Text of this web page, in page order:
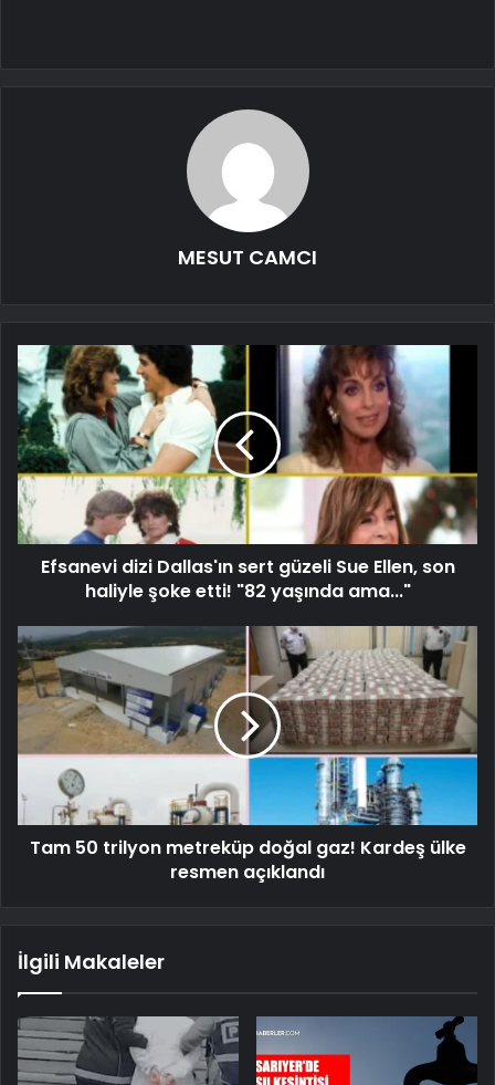
MESUT CAMCI
Efsanevi dizi Dallas'ın sert güzeli Sue Ellen, son
haliyle şoke etti! "82 yaşında ama..."
Tam 50 trilyon metreküp doğal gaz! Kardeş ülke
resmen açıklandı
İlgili Makaleler